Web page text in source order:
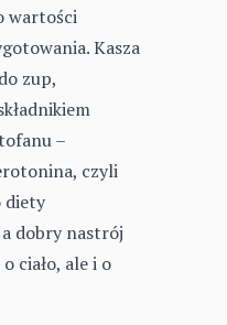
wartości
Kasza
zup,
–
czyli
diety
dobry nastrój
ciało, ale i o